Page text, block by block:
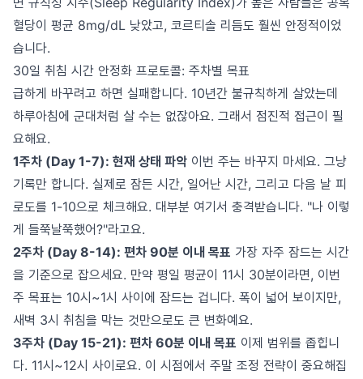
혈당이 평균 8mg/dL 낮았고, 코르티솔 리듬도 훨씬 안정적이었
습니다.
30일 취침 시간 안정화 프로토콜: 주차별 목표
급하게 바꾸려고 하면 실패합니다. 10년간 불규칙하게 살았는데
하루아침에 군대처럼 살 수는 없잖아요. 그래서 점진적 접근이 필
요해요.
1주차 (Day 1-7): 현재 상태 파악 이번 주는 바꾸지 마세요. 그냥
기록만 합니다. 실제로 잠든 시간, 일어난 시간, 그리고 다음 날 피
로도를 1-10으로 체크해요. 대부분 여기서 충격받습니다. "나 이렇
게 들쭉날쭉했어?"라고요.
2주차 (Day 8-14): 편차 90분 이내 목표 가장 자주 잠드는 시간
을 기준으로 잡으세요. 만약 평일 평균이 11시 30분이라면, 이번
주 목표는 10시~1시 사이에 잠드는 겁니다. 폭이 넓어 보이지만,
새벽 3시 취침을 막는 것만으로도 큰 변화예요.
3주차 (Day 15-21): 편차 60분 이내 목표 이제 범위를 좁힙니
다. 11시~12시 사이로요. 이 시점에서 주말 조정 전략이 중요해집